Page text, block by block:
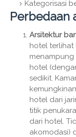
Kategorisasi
Perbedaan
Arsitektur
hotel terlihat
menampung
hotel
sedikit.
hotel dari
titik
dari hotel.
akomodasi)